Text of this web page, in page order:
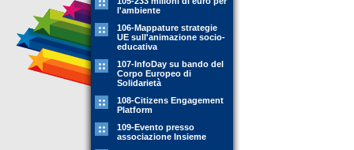
l'ambiente
106-Mappature strategie
UE sull'animazione socio-
educativa
107-InfoDay su bando del
Corpo Europeo di
Solidarietà
108-Citizens Engagement
Platform
109-Evento presso
associazione Insieme